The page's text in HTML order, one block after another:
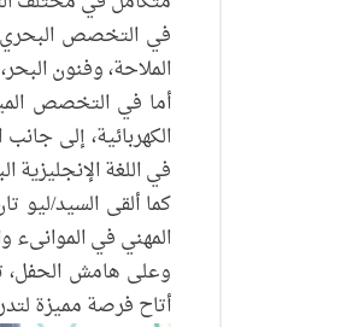
في التخصص
الملاحة، وفنون
أما في التخصص
الكهربائية، إلى
في اللغة الإنجليزية
كما ألقى السيد/ليو
المهني في الموانىء
وعلى هامش الحفل،
أتاح فرصة مميزة